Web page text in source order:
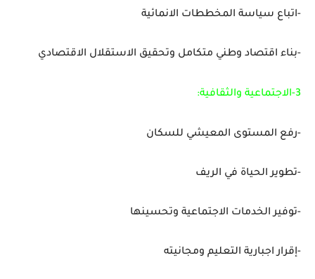
-اتباع سياسة المخططات الانمائية
-بناء اقتصاد وطني متكامل وتحقيق الاستقلال الاقتصادي
3-الاجتماعية والثقافية:
-رفع المستوى المعيشي للسكان
-تطوير الحياة في الريف
-توفير الخدمات الاجتماعية وتحسينها
-إقرار اجبارية التعليم ومجانيته